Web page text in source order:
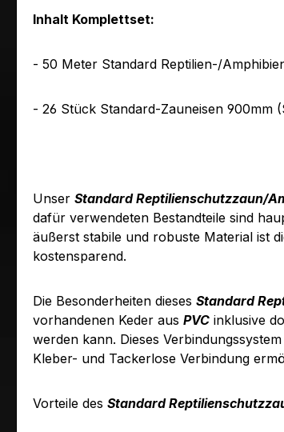
Inhalt Komplettset:
- 50 Meter Standard Reptilien-/
- 26 Stück Standard-Zauneisen 900mm
Unser Standard Reptilienschutzzaun/
dafür verwendeten Bestandteile sind
äußerst stabile und robuste Material ist
kostensparend.
Die Besonderheiten dieses Standard
vorhandenen Keder aus PVC inklusive
werden kann. Dieses
Kleber- und Tackerlose Verbindung
Vorteile des Standard